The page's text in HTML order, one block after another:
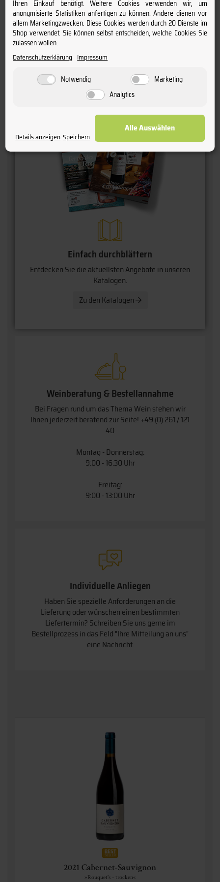
Anschrift:
Le Cellier du Pic - Assas, F-34820 Assas
Kundenbewertungen
Einfach durchblättern
Entdecken Sie die aktuellsten Angebote in unseren
Katalogen.
Zu den Katalogen
Weinberatung & Bestellannahme
Bei Fragen rund um das Thema Wein stehen wir
Ihnen jederzeit beratend zur Seite! +49 (0) 261 / 121
40
Montag - Donnerstag:
9:00 - 16:30 Uhr
Freitag:
9:00 - 13:00 Uhr
Individuelle Anliegen
Haben Sie spezielle Anforderungen an die
Lieferung oder wünschen einen bestimmten
Liefertermin? Schreiben Sie uns gerne im
Bestellprozess in das Feld "Ihre Mitteilung an uns"
eine Nachricht.
2021 Cabernet-Sauvignon
»Rouquet's - trocken«
Ihren Einkauf benötigt. Weitere Cookies verwenden wir, um
anonymisierte Statistiken anfertigen zu können. Andere dienen vor
allem Marketingzwecken. Diese Cookies werden durch 20 Dienste im
Shop verwendet. Sie können selbst entscheiden, welche Cookies Sie
zulassen wollen.
Datenschutzerklärung Impressum
Notwendig
Marketing
Analytics
Details anzeigen Speichern
Alle Auswählen